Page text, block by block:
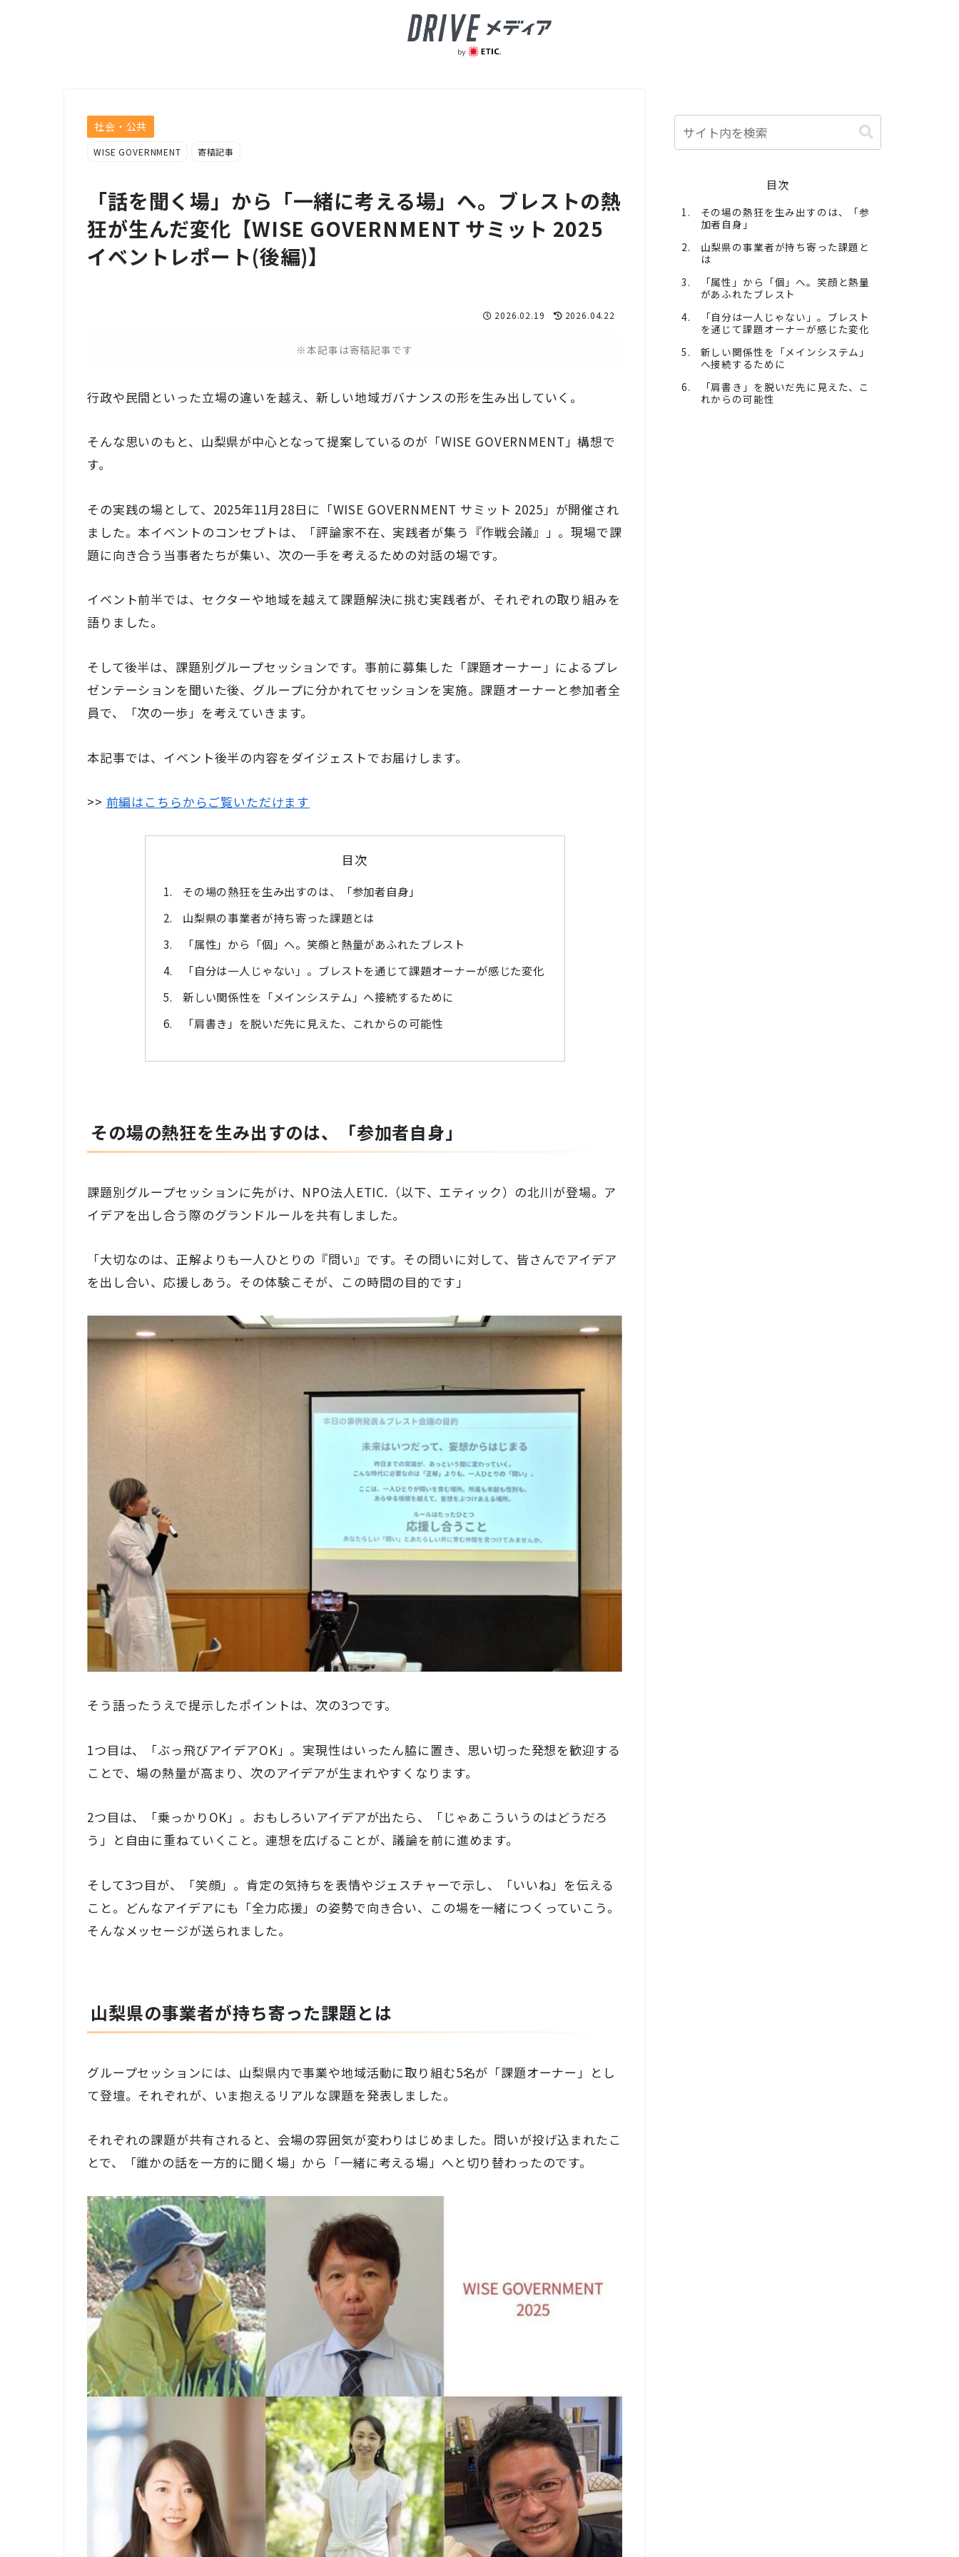
社会・公共
WISE GOVERNMENT 寄稿記事
「話を聞く場」から「一緒に考える場」へ。ブレストの熱
狂が生んだ変化【WISE GOVERNMENT サミット 2025
イベントレポート(後編)】
2026.02.19 2026.04.22
※本記事は寄稿記事です
行政や民間といった立場の違いを越え、新しい地域ガバナンスの形を生み出していく。
そんな思いのもと、山梨県が中心となって提案しているのが「WISE GOVERNMENT」構想で
す。
その実践の場として、2025年11月28日に「WISE GOVERNMENT サミット 2025」が開催され
ました。本イベントのコンセプトは、「評論家不在、実践者が集う『作戦会議』」。現場で課
題に向き合う当事者たちが集い、次の一手を考えるための対話の場です。
イベント前半では、セクターや地域を越えて課題解決に挑む実践者が、それぞれの取り組みを
語りました。
そして後半は、課題別グループセッションです。事前に募集した「課題オーナー」によるプレ
ゼンテーションを聞いた後、グループに分かれてセッションを実施。課題オーナーと参加者全
員で、「次の一歩」を考えていきます。
本記事では、イベント後半の内容をダイジェストでお届けします。
>> 前編はこちらからご覧いただけます
目次
その場の熱狂を生み出すのは、「参加者自身」
山梨県の事業者が持ち寄った課題とは
「属性」から「個」へ。笑顔と熱量があふれたブレスト
「自分は一人じゃない」。ブレストを通じて課題オーナーが感じた変化
新しい関係性を「メインシステム」へ接続するために
「肩書き」を脱いだ先に見えた、これからの可能性
その場の熱狂を生み出すのは、「参加者自身」
課題別グループセッションに先がけ、NPO法人ETIC.（以下、エティック）の北川が登場。ア
イデアを出し合う際のグランドルールを共有しました。
「大切なのは、正解よりも一人ひとりの『問い』です。その問いに対して、皆さんでアイデア
を出し合い、応援しあう。その体験こそが、この時間の目的です」
そう語ったうえで提示したポイントは、次の3つです。
1つ目は、「ぶっ飛びアイデアOK」。実現性はいったん脇に置き、思い切った発想を歓迎する
ことで、場の熱量が高まり、次のアイデアが生まれやすくなります。
2つ目は、「乗っかりOK」。おもしろいアイデアが出たら、「じゃあこういうのはどうだろ
う」と自由に重ねていくこと。連想を広げることが、議論を前に進めます。
そして3つ目が、「笑顔」。肯定の気持ちを表情やジェスチャーで示し、「いいね」を伝える
こと。どんなアイデアにも「全力応援」の姿勢で向き合い、この場を一緒につくっていこう。
そんなメッセージが送られました。
山梨県の事業者が持ち寄った課題とは
グループセッションには、山梨県内で事業や地域活動に取り組む5名が「課題オーナー」とし
て登壇。それぞれが、いま抱えるリアルな課題を発表しました。
それぞれの課題が共有されると、会場の雰囲気が変わりはじめました。問いが投げ込まれたこ
とで、「誰かの話を一方的に聞く場」から「一緒に考える場」へと切り替わったのです。
目次
その場の熱狂を生み出すのは、「参
加者自身」
山梨県の事業者が持ち寄った課題と
は
「属性」から「個」へ。笑顔と熱量
があふれたブレスト
「自分は一人じゃない」。ブレスト
を通じて課題オーナーが感じた変化
新しい関係性を「メインシステム」
へ接続するために
「肩書き」を脱いだ先に見えた、こ
れからの可能性